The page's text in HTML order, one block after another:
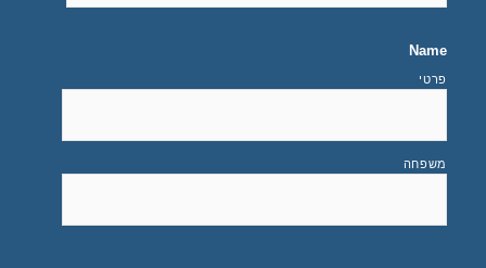
Name
פרטי
משפחה